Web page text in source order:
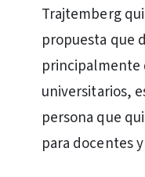
Trajtemberg
propuesta que
principalmente
universitarios,
persona que
para docentes